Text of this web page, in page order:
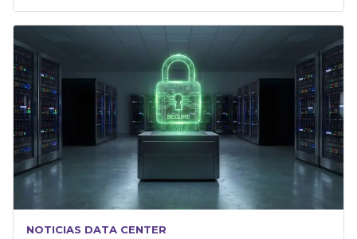
NOTICIAS DATA CENTER